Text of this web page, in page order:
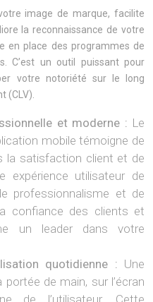
image de marque, facilite
la reconnaissance de votre
en place des programmes de
C’est un outil puissant pour
votre notoriété sur le long
(CLV).
et moderne : Le
mobile témoigne de
la satisfaction client et de
expérience utilisateur de
professionnalisme et de
confiance des clients et
un leader dans votre
quotidienne : Une
de main, sur l’écran
de l’utilisateur. Cette